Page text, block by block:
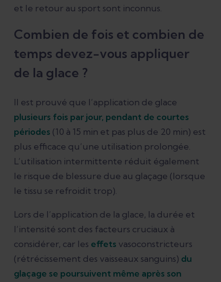
et le retour au sport sont inconnus.
Combien de fois et combien de
temps devez-vous appliquer
de la glace ?
Il est prouvé que l’application de glace
plusieurs fois par jour, pendant de courtes
périodes (10 à 15 min et pas plus de 20 min) est
plus efficace qu’une utilisation prolongée.
L’utilisation intermittente réduit également
le risque de blessure due au glaçage (lorsque
le tissu se refroidit trop).
Lors de l’application de la glace, la durée et
l’intensité sont des facteurs cruciaux à
considérer, car les effets vasoconstricteurs
(rétrécissement des vaisseaux sanguins) du
glaçage se poursuivent même après son